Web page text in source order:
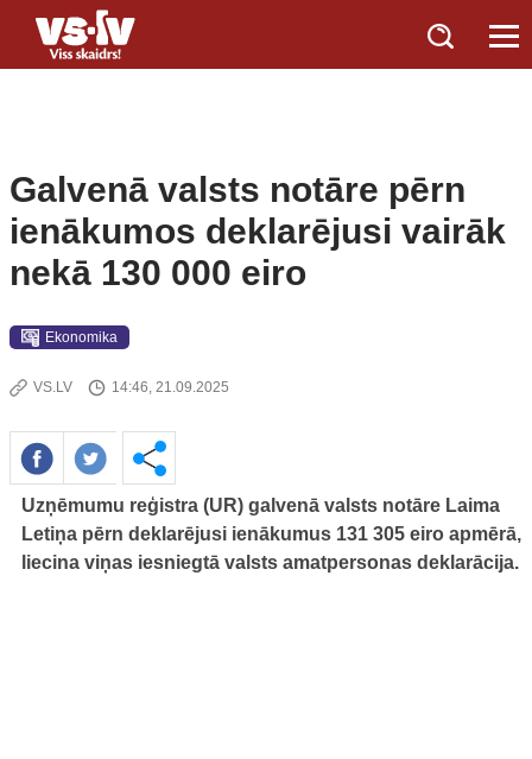
Galvenā valsts notāre pērn
ienākumos deklarējusi vairāk
nekā 130 000 eiro
Ekonomika
VS.LV 14:46, 21.09.2025
Uzņēmumu reģistra (UR) galvenā valsts notāre Laima
Letiņa pērn deklarējusi ienākumus 131 305 eiro apmērā,
liecina viņas iesniegtā valsts amatpersonas deklarācija.